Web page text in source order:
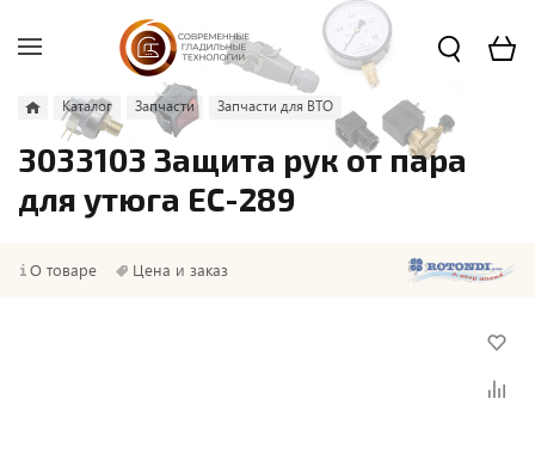
Каталог Запчасти Запчасти для ВТО
3033103 Защита рук от пара
для утюга EC-289
О товаре Цена и заказ